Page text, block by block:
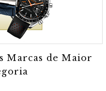
Marcas de Maior